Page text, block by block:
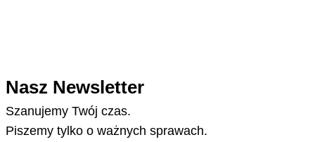
Nasz Newsletter
Szanujemy Twój czas.
Piszemy tylko o ważnych sprawach.